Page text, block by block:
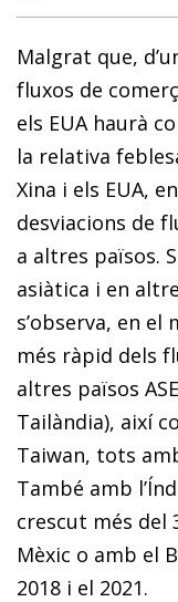
Malgrat que,
fluxos de
els EUA haurà
la relativa
Xina i els EUA,
desviacions de
a altres països.
asiàtica i en
s’observa, en
més ràpid dels
altres països
Tailàndia), així
Taiwan, tots
També amb
crescut més del
Mèxic o amb el
2018 i el 2021.